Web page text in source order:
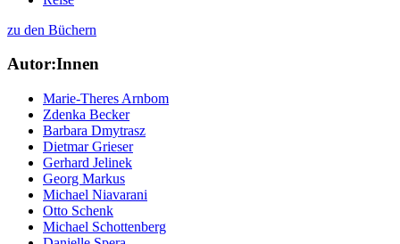
zu den Büchern
Autor:Innen
Marie-Theres Arnbom
Zdenka Becker
Barbara Dmytrasz
Dietmar Grieser
Gerhard Jelinek
Georg Markus
Michael Niavarani
Otto Schenk
Michael Schottenberg